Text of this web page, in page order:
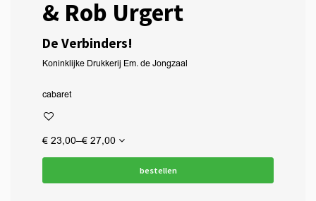
& Rob Urgert
De Verbinders!
Koninklijke Drukkerij Em. de Jongzaal
cabaret
€ 23,00–€ 27,00
bestellen